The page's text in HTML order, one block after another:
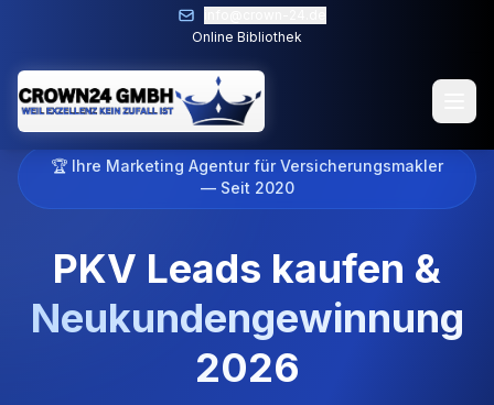
Online Bibliothek
🏆 Ihre Marketing Agentur für Versicherungsmakler
— Seit 2020
PKV Leads kaufen &
Neukundengewinnung
2026